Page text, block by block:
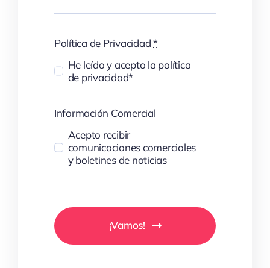
Política de Privacidad*
He leído y acepto la política
de privacidad*
Información Comercial
Acepto recibir
comunicaciones comerciales
y boletines de noticias
¡Vamos!